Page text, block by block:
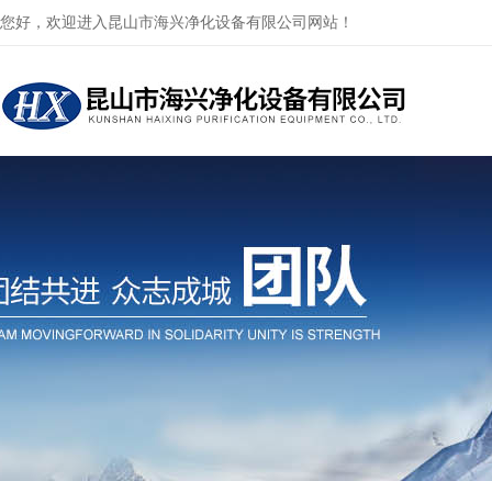
您好，欢迎进入昆山市海兴净化设备有限公司网站！